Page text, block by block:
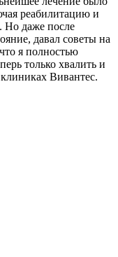
реабилитацию и
Но даже после
давал советы на
я полностью
только хвалить и
Вивантес.